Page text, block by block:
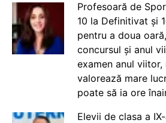
Profesoară de
10 la Definitivat și
pentru a doua
concursul și anul
examen anul viitor,
valorează mare
poate să ia ore
Elevii de clasa a